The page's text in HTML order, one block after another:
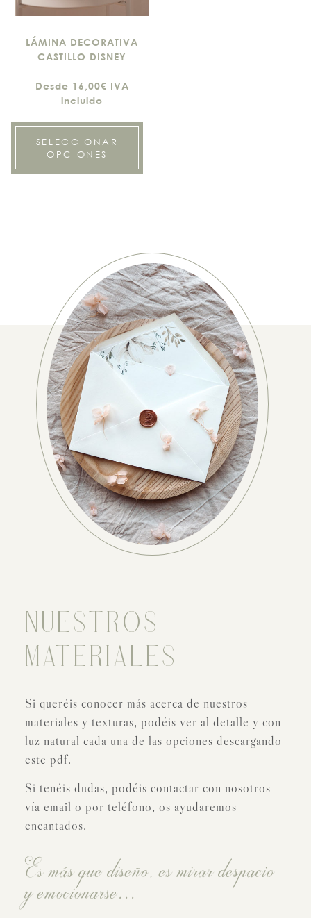
LÁMINA DECORATIVA
CASTILLO DISNEY
Desde 16,00€ IVA
incluido
SELECCIONAR
OPCIONES
NUESTROS
MATERIALES
Si queréis conocer más acerca de nuestros
materiales y texturas, podéis ver al detalle y con
luz natural cada una de las opciones descargando
este pdf.
Si tenéis dudas, podéis contactar con nosotros
vía email o por teléfono, os ayudaremos
encantados.
Es más que diseño, es mirar despacio
y emocionarse...